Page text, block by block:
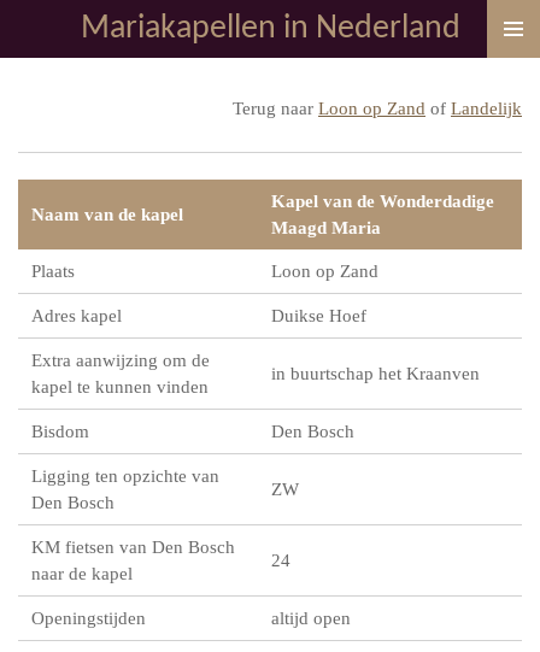
direct
Mariakapellen in Nederland
Terug naar Loon op Zand of Landelijk
Naam van de kapel
Kapel van de Wonderdadige
Maagd Maria
Plaats Loon op Zand
Adres kapel Duikse Hoef
Extra aanwijzing om de
kapel te kunnen vinden
in buurtschap het Kraanven
Bisdom Den Bosch
Ligging ten opzichte van
Den Bosch
ZW
KM fietsen van Den Bosch
naar de kapel
24
Openingstijden altijd open